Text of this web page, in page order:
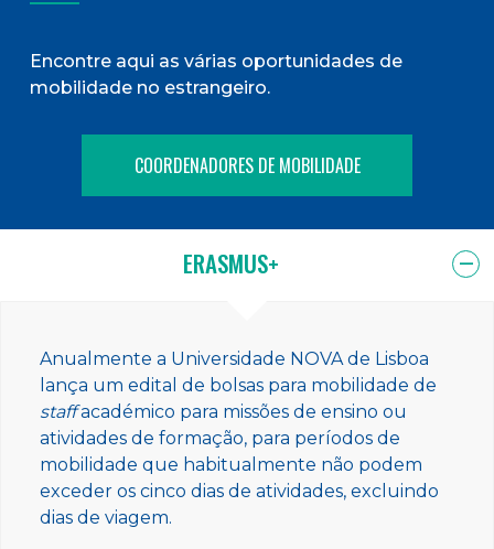
Encontre aqui as várias oportunidades de
mobilidade no estrangeiro.
COORDENADORES DE MOBILIDADE
ERASMUS+
Anualmente a Universidade NOVA de Lisboa
lança um edital de bolsas para mobilidade de
staffacadémico para missões de ensino ou
atividades de formação, para períodos de
mobilidade que habitualmente não podem
exceder os cinco dias de atividades, excluindo
dias de viagem.